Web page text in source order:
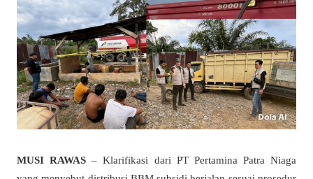
MUSI RAWAS – Klarifikasi dari PT Pertamina Patra Niaga